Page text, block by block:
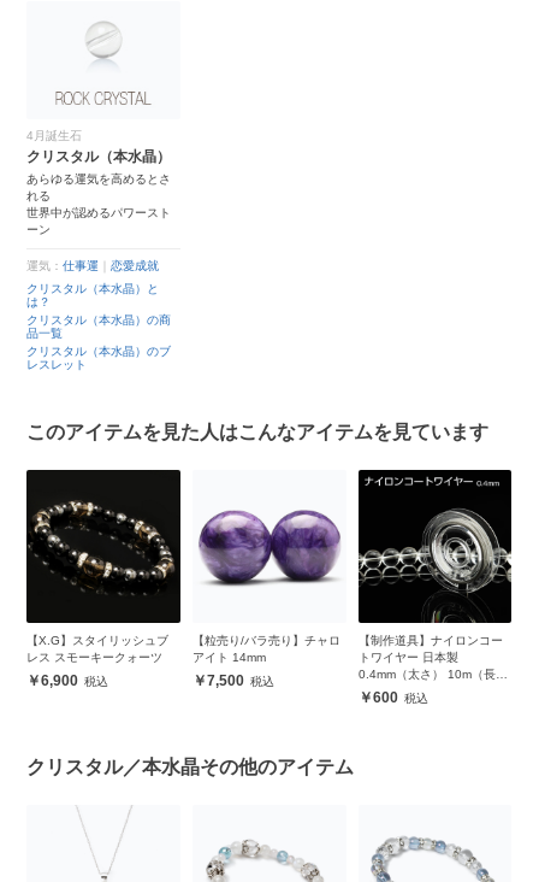
4月誕生石
クリスタル（本水晶）
あらゆる運気を高めるとさ
れる
世界中が認めるパワースト
ーン
運気：仕事運 ｜恋愛成就
クリスタル（本水晶）と
は？
クリスタル（本水晶）の商
品一覧
クリスタル（本水晶）のブ
レスレット
このアイテムを見た人はこんなアイテムを見ています
【X.G】スタイリッシュブ
レス スモーキークォーツ
6,900
【粒売り/バラ売り】チャロ
アイト 14mm
7,500
【制作道具】ナイロンコー
トワイヤー 日本製
0.4mm（太さ） 10m（長
さ）600
クリスタル／本水晶その他のアイテム